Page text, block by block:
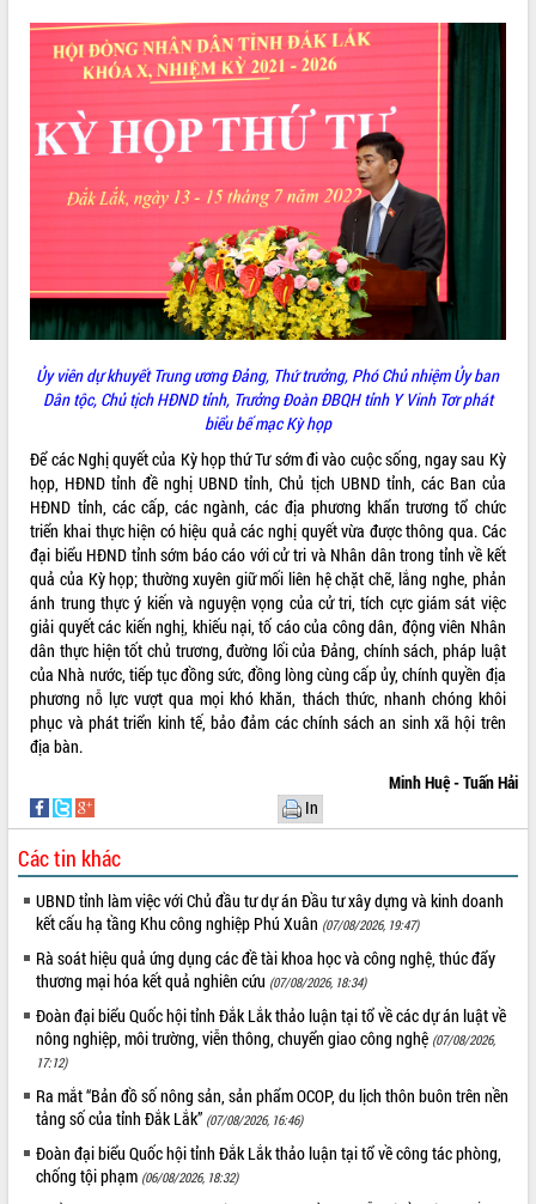
trường Nguyễn Hoàng Hiệp khảo sát
vùng trồng và doanh nghiệp đóng gói
sầu riêng tại Đắk Lắk
Trình diễn nghệ thuật chế biến các
món ăn từ sầu riêng
Đắk Lắk công bố Quy hoạch và xúc
tiến đầu tư tỉnh
ứng để giữ vững thị trường xuất khẩu
Diễn đàn Kinh tế tư nhân Việt Nam đột
phá cơ chế - Hợp tác công tư
Đề án 06 tạo bước ngoặt đột phá trong
Kết nối tour, đẩy mạnh chuyển đổi số
để phát triển du lịch Đắk Lắk
Khởi động Dự án Đầu tư xây dựng hạ
tầng kỹ thuật Cụm công nghiệp Tân
Tiến
Gặp mặt các cơ quan báo chí nhân Kỷ
niệm 101 năm Ngày Báo chí Cách
mạng Việt Nam
Đắk Lắk sơ kết 4 năm triển khai thực
hiện Đề án 06 của Chính phủ
Họp báo thông tin về Hội nghị Công bố
Quy hoạch và Xúc tiến đầu tư tỉnh Đắk
Lắk
Khơi thông điểm nghẽn, đẩy nhanh
giải ngân vốn khắc phục thiên tai
hoạch tỉnh thời kỳ 2021-2030
Hội thảo góp ý hồ sơ điều chỉnh quy
hoạch tỉnh Đắk Lắk thời kỳ 2021-2030,
tầm nhìn đến năm 2050
Nâng cao hiệu quả hoạt động của các
doanh nghiệp nhà nước
Hội nghị triển khai kết nối mạng
truyền số liệu chuyên dùng phục vụ cơ
quan Đảng, Nhà nước
Lễ phát động chuỗi hoạt động chung
tay làm sạch môi trường
Xã Ea Kar bước chuyển mình trong
công tác cải cách hành chính mô hình
mới
UBND tỉnh họp báo định kỳ tháng 4
năm 2026
Ủy viên dự khuyết Trung ương Đảng, Thứ trưởng, Phó Chủ nhiệm Ủy ban
Dân tộc, Chủ tịch HĐND tỉnh, Trưởng Đoàn ĐBQH tỉnh Y Vinh Tơr phát
biểu bế mạc Kỳ họp
Để các Nghị quyết của Kỳ họp thứ Tư sớm đi vào cuộc sống, ngay sau Kỳ
họp, HĐND tỉnh đề nghị UBND tỉnh, Chủ tịch UBND tỉnh, các Ban của
HĐND tỉnh, các cấp, các ngành, các địa phương khẩn trương tổ chức
triển khai thực hiện có hiệu quả các nghị quyết vừa được thông qua. Các
đại biểu HĐND tỉnh sớm báo cáo với cử tri và Nhân dân trong tỉnh về kết
quả của Kỳ họp; thường xuyên giữ mối liên hệ chặt chẽ, lắng nghe, phản
ánh trung thực ý kiến và nguyện vọng của cử tri, tích cực giám sát việc
giải quyết các kiến nghị, khiếu nại, tố cáo của công dân, động viên Nhân
dân thực hiện tốt chủ trương, đường lối của Đảng, chính sách, pháp luật
của Nhà nước, tiếp tục đồng sức, đồng lòng cùng cấp ủy, chính quyền địa
phương nỗ lực vượt qua mọi khó khăn, thách thức, nhanh chóng khôi
phục và phát triển kinh tế, bảo đảm các chính sách an sinh xã hội trên
địa bàn.
Minh Huệ - Tuấn Hải
In
Các tin khác
UBND tỉnh làm việc với Chủ đầu tư dự án Đầu tư xây dựng và kinh doanh
kết cấu hạ tầng Khu công nghiệp Phú Xuân (07/08/2026, 19:47)
Rà soát hiệu quả ứng dụng các đề tài khoa học và công nghệ, thúc đẩy
thương mại hóa kết quả nghiên cứu (07/08/2026, 18:34)
Đoàn đại biểu Quốc hội tỉnh Đắk Lắk thảo luận tại tổ về các dự án luật về
nông nghiệp, môi trường, viễn thông, chuyển giao công nghệ (07/08/2026,
17:12)
Ra mắt “Bản đồ số nông sản, sản phẩm OCOP, du lịch thôn buôn trên nền
tảng số của tỉnh Đắk Lắk” (07/08/2026, 16:46)
Đoàn đại biểu Quốc hội tỉnh Đắk Lắk thảo luận tại tổ về công tác phòng,
chống tội phạm (06/08/2026, 18:32)